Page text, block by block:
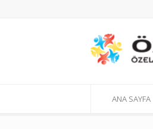
ANA SAYFA